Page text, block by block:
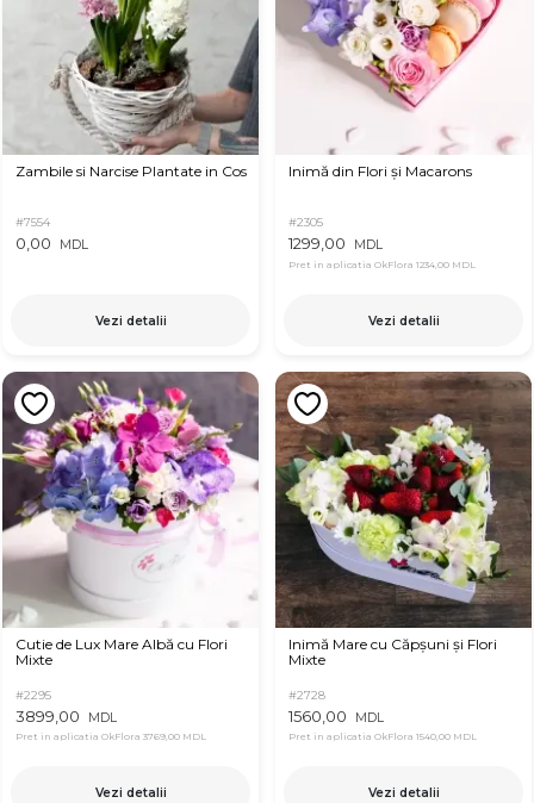
Zambile si Narcise Plantate in Cos
#7554
0,00 MDL
Vezi detalii
Inimă din Flori și Macarons
#2305
1299,00 MDL
Pret in aplicatia OkFlora 1234,00 MDL
Vezi detalii
Cutie de Lux Mare Albă cu Flori
Mixte
#2295
3899,00 MDL
Pret in aplicatia OkFlora 3769,00 MDL
Vezi detalii
Inimă Mare cu Căpșuni și Flori
Mixte
#2728
1560,00 MDL
Pret in aplicatia OkFlora 1540,00 MDL
Vezi detalii